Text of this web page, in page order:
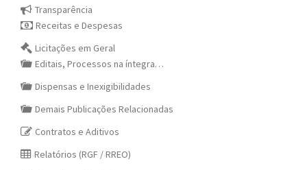
Transparência
Receitas e Despesas
Licitações em Geral
Editais, Processos na íntegra…
Dispensas e Inexigibilidades
Demais Publicações Relacionadas
Contratos e Aditivos
Relatórios (RGF / RREO)